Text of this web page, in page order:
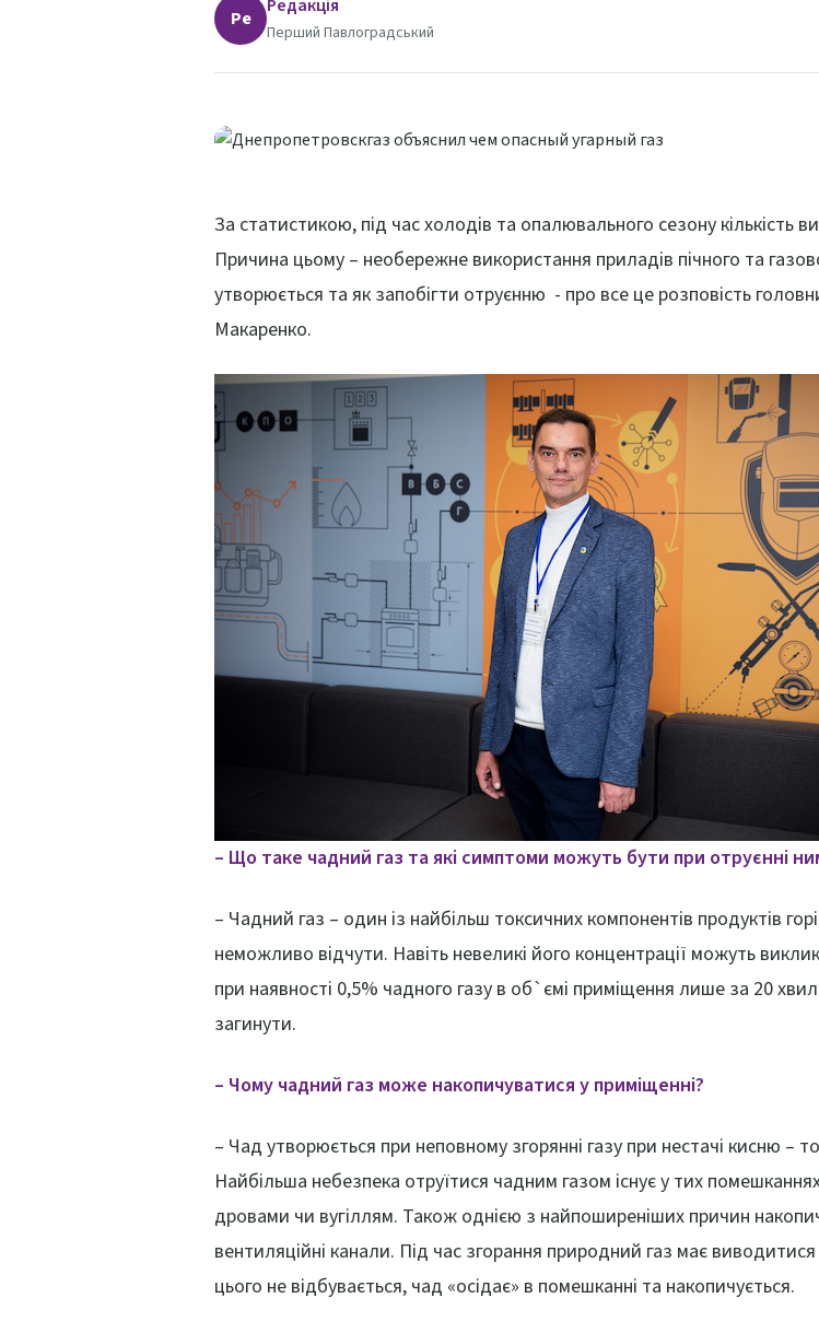
Ре
Редакція
Перший Павлоградський
За статистикою, під час холодів та опалювального сезону кількість
Причина цьому – необережне використання приладів пічного та
утворюється та як запобігти отруєнню - про все це розповість
Макаренко.
– Що таке чадний газ та які симптоми можуть бути при отруєнні
– Чадний газ – один із найбільш токсичних компонентів продуктів
неможливо відчути. Навіть невеликі його концентрації можуть
при наявності 0,5% чадного газу в об`ємі приміщення лише за 20
загинути.
– Чому чадний газ може накопичуватися у приміщенні?
– Чад утворюється при неповному згорянні газу при нестачі кисню –
Найбільша небезпека отруїтися чадним газом існує у тих
дровами чи вугіллям. Також однією з найпоширеніших причин
вентиляційні канали. Під час згорання природний газ має
цього не відбувається, чад «осідає» в помешканні та накопичується.